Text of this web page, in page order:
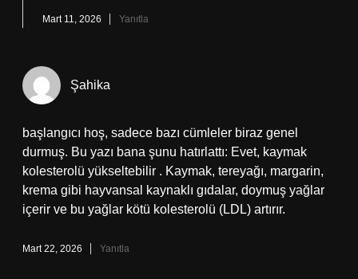
Mart 11, 2026 Yanıtla
Şahika
başlangıcı hoş, sadece bazı cümleler biraz genel
durmuş. Bu yazı bana şunu hatırlattı: Evet, kaymak
kolesterolü yükseltebilir . Kaymak, tereyağı, margarin,
krema gibi hayvansal kaynaklı gıdalar, doymuş yağlar
içerir ve bu yağlar kötü kolesterolü (LDL) artırır.
Mart 22, 2026 Yanıtla